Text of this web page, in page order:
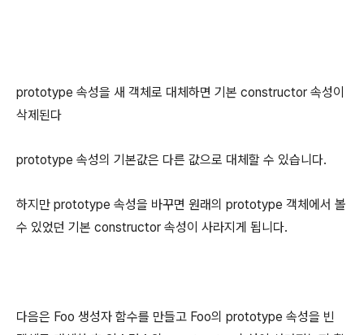
prototype 속성을 새 객체로 대체하면 기본 constructor 속성이
삭제된다
prototype 속성의 기본값은 다른 값으로 대체할 수 있습니다.
하지만 prototype 속성을 바꾸면 원래의 prototype 객체에서 볼
수 있었던 기본 constructor 속성이 사라지게 됩니다.
다음은 Foo 생성자 함수를 만들고 Foo의 prototype 속성을 빈